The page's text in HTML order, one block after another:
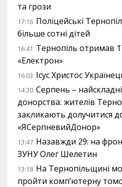
та грози
17:16 Поліцейські
більше сотні дітей
16:41 Тернопіль отримав
«Електрон»
16:03 Ісус Христос
14:30 Серпень –
донорства: жителів
закликають долучитися
«ЯСерпневийДонор»
13:47 Назавжди 29: на
ЗУНУ Олег Шелетин
13:18 На Тернопільщині
пройти комп’ютерну